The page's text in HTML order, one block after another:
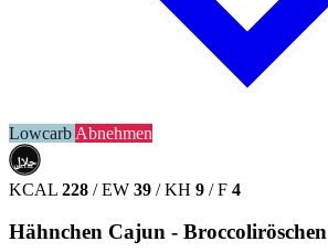
Lowcarb Abnehmen
حلال
HALAL
KCAL 228 / EW 39 / KH 9 / F 4
Hähnchen Cajun - Broccoliröschen